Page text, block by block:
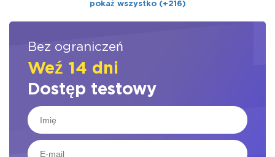
pokaż wszystko (+216)
Bez ograniczeń
Weź 14 dni
Dostęp testowy